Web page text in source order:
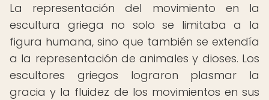
La representación del movimiento en la
escultura griega no solo se limitaba a la
figura humana, sino que también se extendía
a la representación de animales y dioses. Los
escultores griegos lograron plasmar la
gracia y la fluidez de los movimientos en sus